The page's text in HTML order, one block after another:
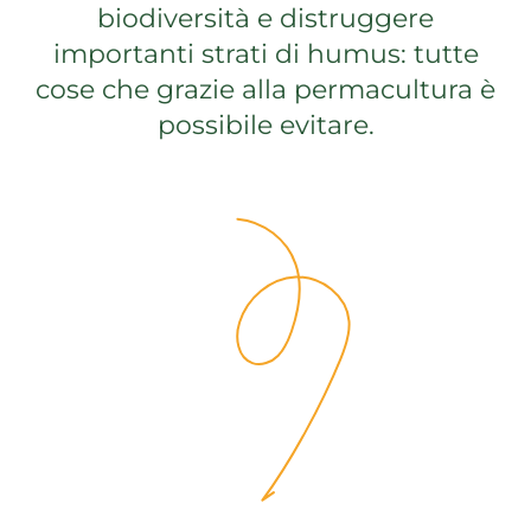
biodiversità e distruggere
importanti strati di humus: tutte
cose che grazie alla permacultura è
possibile evitare.